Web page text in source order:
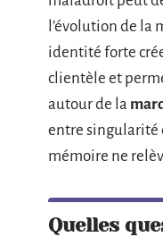
l’évolution de la
identité forte
clientèle et
autour de la
entre singularité
mémoire ne
Quelles